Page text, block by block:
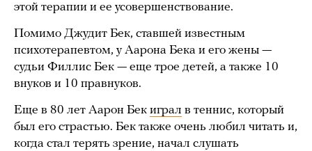
этой терапии и ее усовершенствование.
Помимо Джудит Бек, ставшей известным
психотерапевтом, у Аарона Бека и его жены —
судьи Филлис Бек — еще трое детей, а также 10
внуков и 10 правнуков.
Еще в 80 лет Аарон Бек играл в теннис, который
был его страстью. Бек также очень любил читать и,
когда стал терять зрение, начал слушать